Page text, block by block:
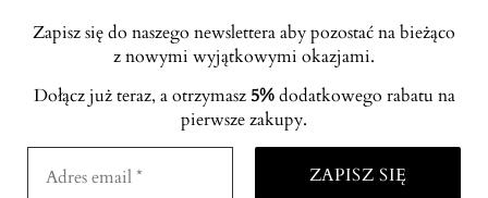
Zapisz się do naszego newslettera aby pozostać na bieżąco
z nowymi wyjątkowymi okazjami.
Dołącz już teraz, a otrzymasz 5%dodatkowego rabatu na
pierwsze zakupy.